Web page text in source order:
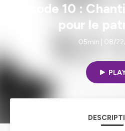
Episode 10 :
pour le
05min | 08/22/